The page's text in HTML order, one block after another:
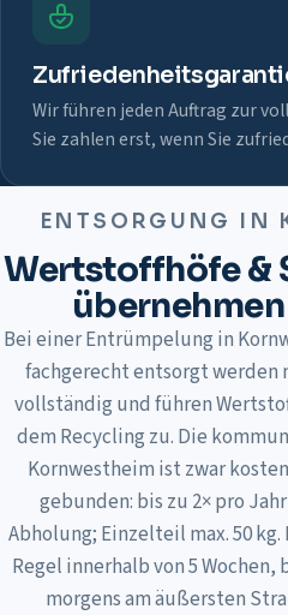
Wir führen jeden Auftrag zur
Sie zahlen erst, wenn Sie
ENTSORGUNG IN
Wertstoffhöfe &
Bei einer Entrümpelung in
fachgerecht entsorgt werden
vollständig und führen
dem Recycling zu. Die
Kornwestheim ist zwar
gebunden: bis zu 2× pro
Abholung; Einzelteil max. 50
Regel innerhalb von 5
morgens am äußersten